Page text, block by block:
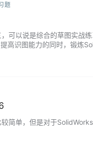
题
可以说是综合的草图实战
高识图能力的同时，锻炼
简单，但是对于